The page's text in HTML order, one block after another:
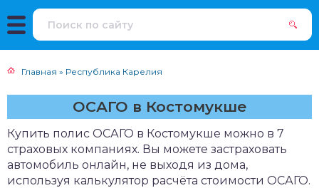
Главная » Республика Карелия
ОСАГО в Костомукше
Купить полис ОСАГО в Костомукше можно в 7
страховых компаниях. Вы можете застраховать
автомобиль онлайн, не выходя из дома,
используя калькулятор расчёта стоимости ОСАГО.